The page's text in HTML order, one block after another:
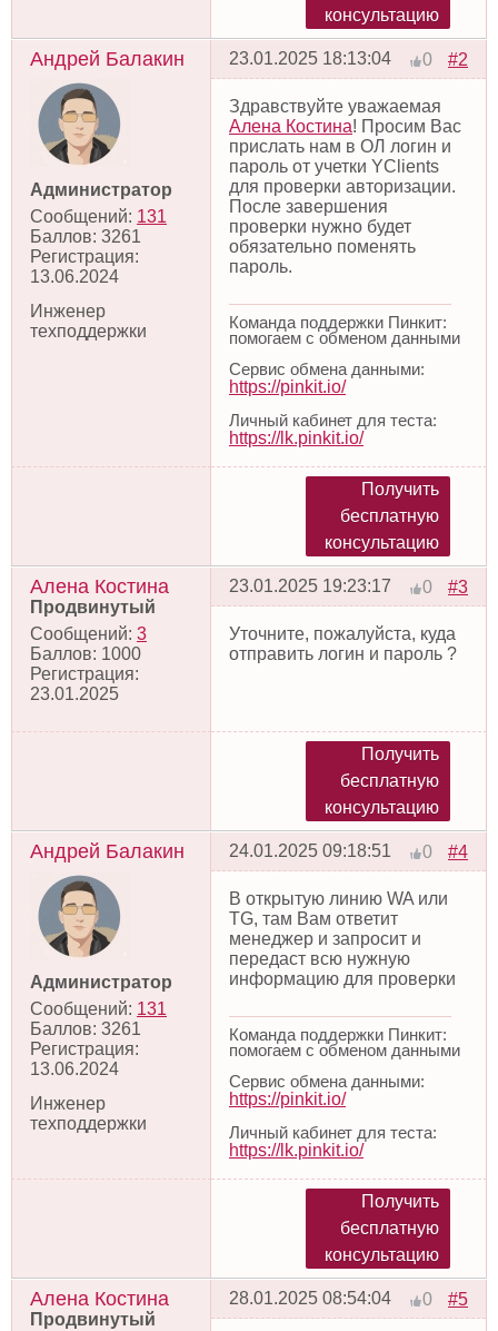
консультацию
Андрей Балакин
Администратор
Сообщений: 131
Баллов: 3261
Регистрация:
13.06.2024
Инженер
техподдержки
#2
0
23.01.2025 18:13:04
Здравствуйте уважаемая
Алена Костина! Просим Вас
прислать нам в ОЛ логин и
пароль от учетки YClients
для проверки авторизации.
После завершения
проверки нужно будет
обязательно поменять
пароль.
Команда поддержки Пинкит:
помогаем с обменом данными
Сервис обмена данными:
https://pinkit.io/
Личный кабинет для теста:
https://lk.pinkit.io/
Получить
бесплатную
консультацию
Алена Костина
Продвинутый
Сообщений: 3
Баллов: 1000
Регистрация:
23.01.2025
#3
0
23.01.2025 19:23:17
Уточните, пожалуйста, куда
отправить логин и пароль ?
Получить
бесплатную
консультацию
Андрей Балакин
Администратор
Сообщений: 131
Баллов: 3261
Регистрация:
13.06.2024
Инженер
техподдержки
#4
0
24.01.2025 09:18:51
В открытую линию WA или
TG, там Вам ответит
менеджер и запросит и
передаст всю нужную
информацию для проверки
Команда поддержки Пинкит:
помогаем с обменом данными
Сервис обмена данными:
https://pinkit.io/
Личный кабинет для теста:
https://lk.pinkit.io/
Получить
бесплатную
консультацию
Алена Костина
Продвинутый
#5
0
28.01.2025 08:54:04